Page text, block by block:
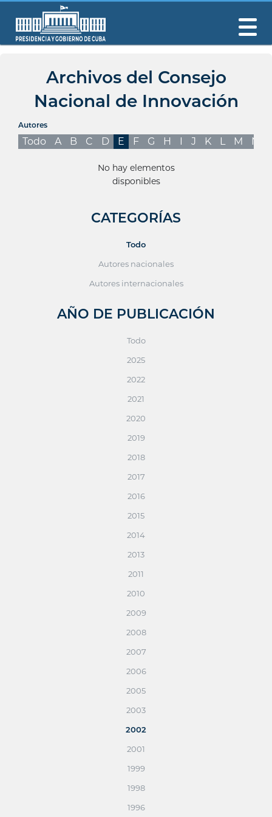
Archivos del Consejo
Nacional de Innovación
Autores
Todo A B C D E F G H I J K L M N
No hay elementos
disponibles
CATEGORÍAS
Todo
Autores nacionales
Autores internacionales
AÑO DE PUBLICACIÓN
Todo
2025
2022
2021
2020
2019
2018
2017
2016
2015
2014
2013
2011
2010
2009
2008
2007
2006
2005
2003
2002
2001
1999
1998
1996